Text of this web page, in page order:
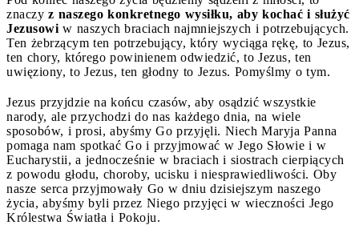
znaczy z naszego konkretnego wysiłku, aby kochać i służyć
Jezusowi w naszych braciach najmniejszych i potrzebujących.
Ten żebrzącym ten potrzebujący, który wyciąga rękę, to Jezus,
ten chory, którego powinienem odwiedzić, to Jezus, ten
uwięziony, to Jezus, ten głodny to Jezus. Pomyślmy o tym.
Jezus przyjdzie na końcu czasów, aby osądzić wszystkie
narody, ale przychodzi do nas każdego dnia, na wiele
sposobów, i prosi, abyśmy Go przyjęli. Niech Maryja Panna
pomaga nam spotkać Go i przyjmować w Jego Słowie i w
Eucharystii, a jednocześnie w braciach i siostrach cierpiących
z powodu głodu, choroby, ucisku i niesprawiedliwości. Oby
nasze serca przyjmowały Go w dniu dzisiejszym naszego
życia, abyśmy byli przez Niego przyjęci w wieczności Jego
Królestwa Światła i Pokoju.